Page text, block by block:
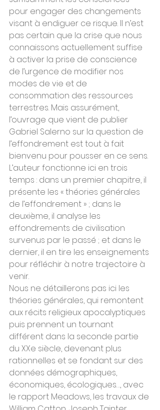
pour engager des changements
visant à endiguer ce risque. Il n’est
pas certain que la crise que nous
connaissons actuellement suffise
à activer la prise de conscience
de l’urgence de modifier nos
modes de vie et de
consommation des ressources
terrestres. Mais assurément,
l’ouvrage que vient de publier
Gabriel Salerno sur la question de
l’effondrement est tout à fait
bienvenu pour pousser en ce sens.
L’auteur fonctionne ici en trois
temps : dans un premier chapitre, il
présente les « théories générales
de l’effondrement » ; dans le
deuxième, il analyse les
effondrements de civilisation
survenus par le passé ; et dans le
dernier, il en tire les enseignements
pour réfléchir à notre trajectoire à
venir.
Nous ne détaillerons pas ici les
théories générales, qui remontent
aux récits religieux apocalyptiques
puis prennent un tournant
différent dans la seconde partie
du XXe siècle, devenant plus
rationnelles et se fondant sur des
données démographiques,
économiques, écologiques…, avec
le rapport Meadows, les travaux de